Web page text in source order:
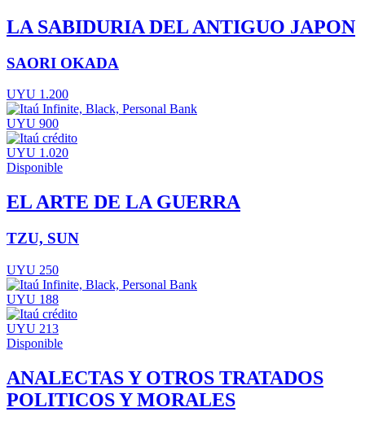
LA SABIDURIA DEL ANTIGUO JAPON
SAORI OKADA
UYU 1.200
UYU 900
UYU 1.020
Disponible
EL ARTE DE LA GUERRA
TZU, SUN
UYU 250
UYU 188
UYU 213
Disponible
ANALECTAS Y OTROS TRATADOS
POLITICOS Y MORALES